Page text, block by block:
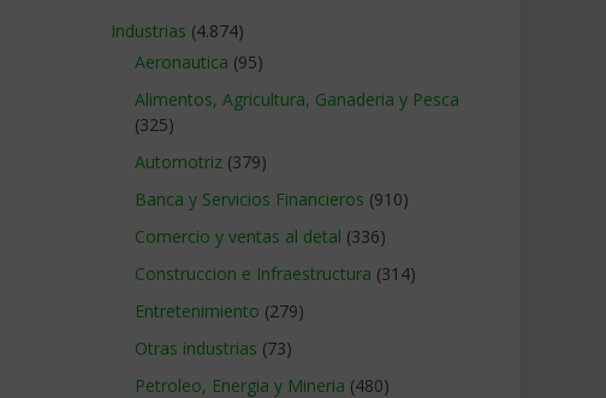
Industrias (4.874)
Aeronautica (95)
Alimentos, Agricultura, Ganaderia y Pesca
(325)
Automotriz (379)
Banca y Servicios Financieros (910)
Comercio y ventas al detal (336)
Construccion e Infraestructura (314)
Entretenimiento (279)
Otras industrias (73)
Petroleo, Energia y Mineria (480)